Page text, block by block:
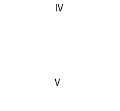
IV
V